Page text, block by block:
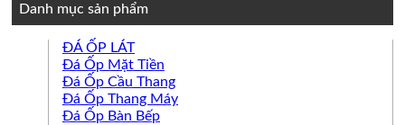
Danh mục sản phẩm
ĐÁ ỐP LÁT
Đá Ốp Mặt Tiền
Đá Ốp Cầu Thang
Đá Ốp Thang Máy
Đá Ốp Bàn Bếp